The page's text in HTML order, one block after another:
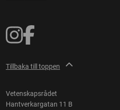
Tillbaka till toppen
Vetenskapsrådet
Hantverkargatan 11 B